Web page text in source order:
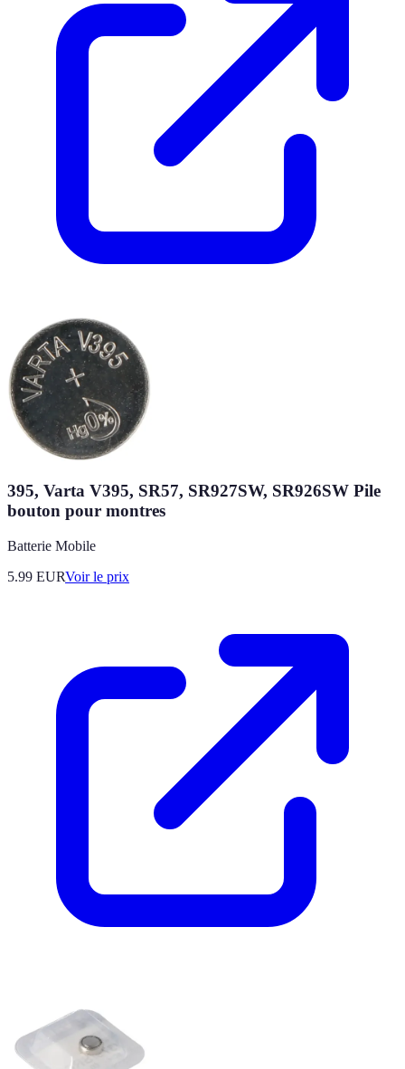
395, Varta V395, SR57, SR927SW, SR926SW Pile
bouton pour montres
Batterie Mobile
5.99 EURVoir le prix